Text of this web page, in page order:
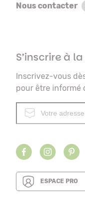
Nous contacter
S’inscrire à
Inscrivez-vous
pour être informé
ESPACE PRO